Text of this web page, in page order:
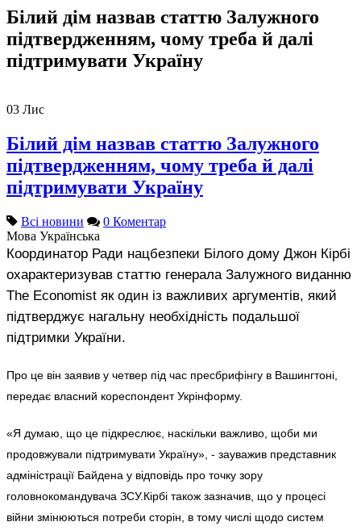
Білий дім назвав статтю Залужного
підтвердженням, чому треба й далі
підтримувати Україну
03 Лис
Білий дім назвав статтю Залужного
підтвердженням, чому треба й далі
підтримувати Україну
Всі новини
0 Коментар
Мова Українська
Координатор Ради нацбезпеки Білого дому Джон Кірбі
охарактеризував статтю генерала Залужного виданню
The Economist як один із важливих аргументів, який
підтверджує нагальну необхідність подальшої
підтримки України.
Про це він заявив у четвер під час пресбрифінгу в Вашингтоні,
передає власний кореспондент Укрінформу.
«Я думаю, що це підкреслює, наскільки важливо, щоби ми
продовжували підтримувати Україну», - зауважив представник
адміністрації Байдена у відповідь про точку зору
головнокомандувача ЗСУ.Кірбі також зазначив, що у процесі
війни змінюються потреби сторін, в тому числі щодо систем